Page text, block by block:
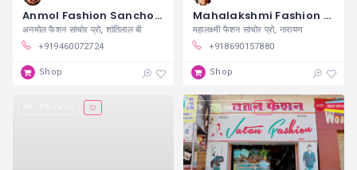
Anmol Fashion Sanchore
अनमोल फैशन सांचोर प्रो, शांतिलाल बी
+919460072724
Shop
Mahalakshmi Fashion Sanchore
महालक्ष्मी फैशन सांचोर प्रो, नारायण
+918690157880
Shop
751 views